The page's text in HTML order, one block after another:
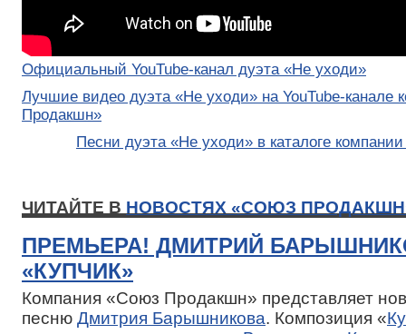
Официальный YouTube-канал дуэта «Не уходи»
Лучшие видео дуэта «Не уходи» на YouTube-канале
Продакшн»
Песни дуэта «Не уходи» в каталоге
ЧИТАЙТЕ В НОВОСТЯХ «СОЮЗ
ПРЕМЬЕРА! ДМИТРИЙ
«КУПЧИК»
Компания «Союз Продакшн» представляет
песню Дмитрия Барышникова. Композиция «